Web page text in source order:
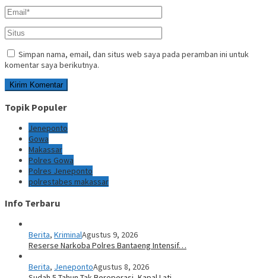
Simpan nama, email, dan situs web saya pada peramban ini untuk
komentar saya berikutnya.
Topik Populer
Jeneponto
Gowa
Makassar
Polres Gowa
Polres Jeneponto
polrestabes makassar
Info Terbaru
Berita, KriminalAgustus 9, 2026
Reserse Narkoba Polres Bantaeng Intensif…
Berita, JenepontoAgustus 8, 2026